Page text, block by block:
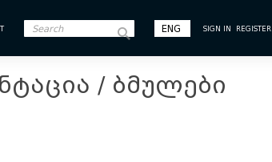
ENG SIGN IN REGISTER
/ ბმულები